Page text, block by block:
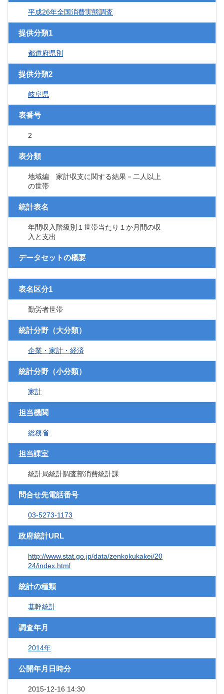
平成26年全国消費実態調査
提供分類1
都道府県別
提供分類2
岐阜県
表番号
2
表分類
地域編 家計収支に関する結果－二人以上
の世帯
統計表名
年間収入階級別１世帯当たり１か月間の収
入と支出
データセットの概要
表名区分1
勤労者世帯
統計分野（大分類）
企業・家計・経済
統計分野（小分類）
家計
担当機関
総務省
担当課室
統計局統計調査部消費統計課
問合せ先電話番号
03-5273-1173
政府統計URL
http://www.stat.go.jp/data/zenkokukakei/20
24/index.html
統計の種類
基幹統計
調査年月
2014年
公開年月日時分
2015-12-16 14:30